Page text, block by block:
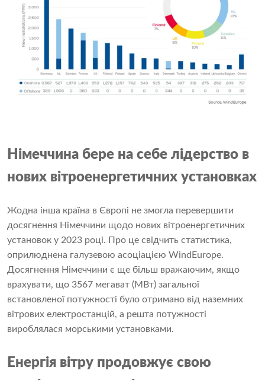
Німеччина бере на себе лідерство в
нових вітроенергетичних установках
Жодна інша країна в Європі не змогла перевершити
досягнення Німеччини щодо нових вітроенергетичних
установок у 2023 році. Про це свідчить статистика,
оприлюднена галузевою асоціацією WindEurope.
Досягнення Німеччини є ще більш вражаючим, якщо
врахувати, що 3567 мегават (МВт) загальної
встановленої потужності було отримано від наземних
вітрових електростанцій, а решта потужності
вироблялася морськими установками.
Енергія вітру продовжує свою